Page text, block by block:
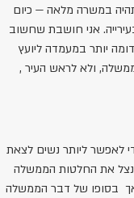
במשרה מלאה — כיום
אני חושבת שחשוב
יותר במעמדה ליועץ
ולא לראש העיר ,
לאפשר ליותר נשים לצאת
את החלטות הממשלה
אך בסופו של דבר הממשלה